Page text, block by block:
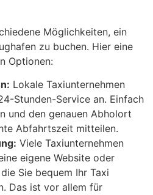
Möglichkeiten, ein
zu buchen. Hier eine
Optionen:
Lokale Taxiunternehmen
Stunden-Service an. Einfach
und den genauen Abholort
Abfahrtszeit mitteilen.
Viele Taxiunternehmen
eigene Website oder
Sie bequem Ihr Taxi
Das ist vor allem für